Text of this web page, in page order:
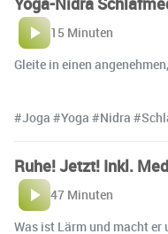
15 Minuten
Gleite in einen
#Joga #Yoga #Nidra
Ruhe! Jetzt! Inkl.
47 Minuten
Was ist Lärm und macht